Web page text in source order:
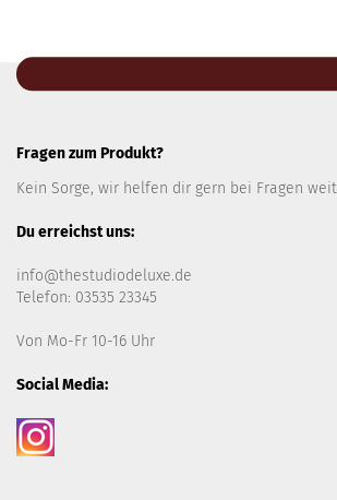
Fragen zum Produkt?
Kein Sorge, wir helfen dir gern bei Fragen
Du erreichst uns:
info@thestudiodeluxe.de
Telefon: 03535 23345
Von Mo-Fr 10-16 Uhr
Social Media: